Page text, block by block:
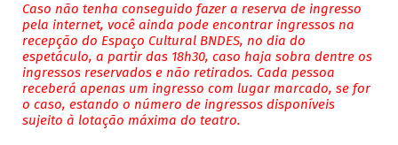
Caso não tenha conseguido fazer a reserva de ingresso
pela internet, você ainda pode encontrar ingressos na
recepção do Espaço Cultural BNDES, no dia do
espetáculo, a partir das 18h30, caso haja sobra dentre os
ingressos reservados e não retirados. Cada pessoa
receberá apenas um ingresso com lugar marcado, se for
o caso, estando o número de ingressos disponíveis
sujeito à lotação máxima do teatro.